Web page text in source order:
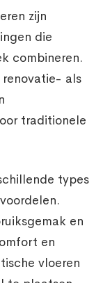
zijn
die
combineren.
renovatie- als
traditionele
types
en
en
vloeren